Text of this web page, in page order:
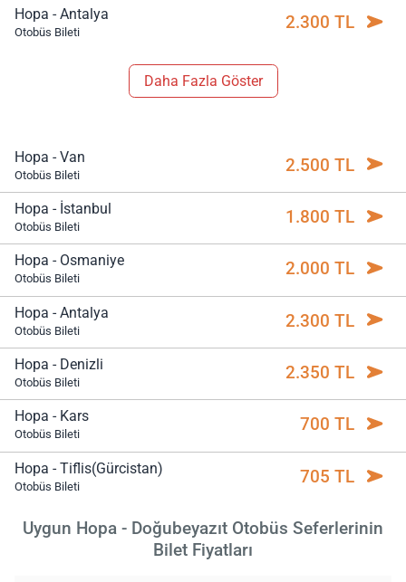
Hopa - Antalya
Otobüs Bileti 2.300 TL
Daha Fazla Göster
Hopa - Van
Otobüs Bileti 2.500 TL
Hopa - İstanbul
Otobüs Bileti 1.800 TL
Hopa - Osmaniye
Otobüs Bileti 2.000 TL
Hopa - Antalya
Otobüs Bileti 2.300 TL
Hopa - Denizli
Otobüs Bileti 2.350 TL
Hopa - Kars
Otobüs Bileti 700 TL
Hopa - Tiflis(Gürcistan)
Otobüs Bileti 705 TL
Uygun Hopa - Doğubeyazıt Otobüs Seferlerinin
Bilet Fiyatları